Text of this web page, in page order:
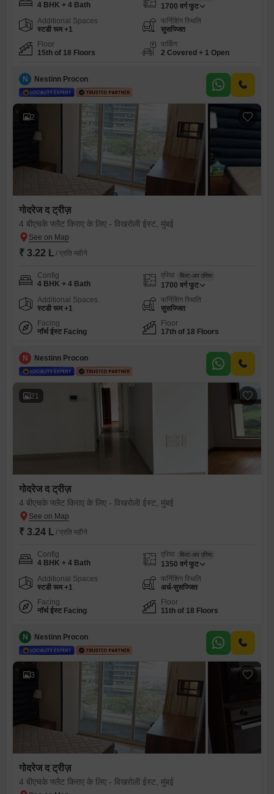
4 BHK + 4 Bath
1700 वर्ग फुट
Additional Spaces
स्टडी रूम +1
फर्निशिंग स्थिति
सुसज्जित
Floor
15th of 18 Floors
पार्किंग
2 Covered + 1 Open
N Nestinn Procon
2
गोदरेज द ट्रीज़
4 बीएचके फ्लैट किराए के लिए - विखरोली ईस्ट, मुंबई
₹ 3.22 L / प्रति महीने
Config
4 BHK + 4 Bath
एरिया बिल्ट-अप एरिया
1700 वर्ग फुट
Additional Spaces
स्टडी रूम +1
फर्निशिंग स्थिति
सुसज्जित
Facing
नॉर्थ ईस्ट Facing
Floor
17th of 18 Floors
N Nestinn Procon
21
गोदरेज द ट्रीज़
4 बीएचके फ्लैट किराए के लिए - विखरोली ईस्ट, मुंबई
₹ 3.24 L / प्रति महीने
Config
4 BHK + 4 Bath
एरिया बिल्ट-अप एरिया
1350 वर्ग फुट
Additional Spaces
स्टडी रूम +1
फर्निशिंग स्थिति
अर्ध-सुसज्जित
Facing
नॉर्थ ईस्ट Facing
Floor
11th of 18 Floors
N Nestinn Procon
3
गोदरेज द ट्रीज़
4 बीएचके फ्लैट किराए के लिए - विखरोली ईस्ट, मुंबई